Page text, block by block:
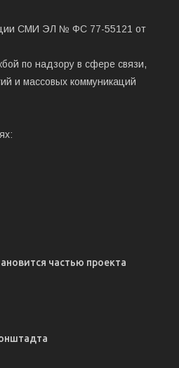
СМИ ЭЛ № ФС 77-55121 от
по надзору в сфере связи,
и массовых коммуникаций
частью проекта